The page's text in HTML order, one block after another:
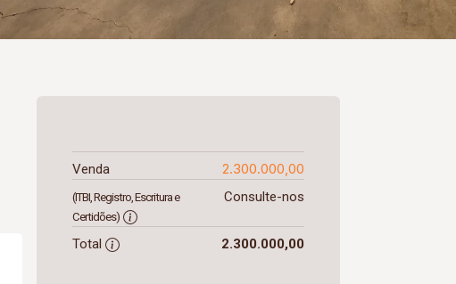
Venda 2.300.000,00
(ITBI, Registro, Escritura e
Certidões)
Consulte-nos
Total 2.300.000,00